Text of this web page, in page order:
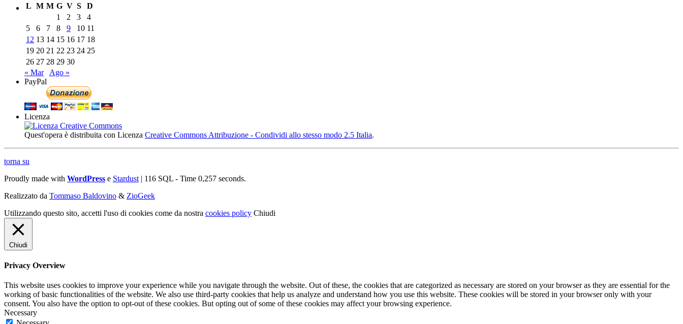
L M M G V S
D
1
2 3
4
5
6 7 8 9 10 11
12 13 14 15 16 17 18
19 20 21 22 23 24 25
26 27 28 29 30
« Mar
Ago »
PayPal
Licenza
Quest'opera è distribuita con Licenza Creative Commons Attribuzione - Condividi allo stesso modo 2.5 Italia.
torna su
Proudly made with WordPress e Stardust | 116 SQL - Time 0,257 seconds.
Realizzato da Tommaso Baldovino & ZioGeek
Utilizzando questo sito, accetti l'uso di cookies come da nostra cookies policy Chiudi
Chiudi
Privacy Overview
This website uses cookies to improve your experience while you navigate through the website. Out of these, the cookies that are categorized as necessary are stored on your browser as they are essential for the
working of basic functionalities of the website. We also use third-party cookies that help us analyze and understand how you use this website. These cookies will be stored in your browser only with your
consent. You also have the option to opt-out of these cookies. But opting out of some of these cookies may affect your browsing experience.
Necessary